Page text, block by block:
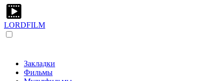
LORDFILM
Закладки
Фильмы